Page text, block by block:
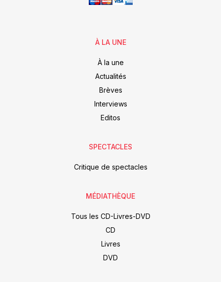
À LA UNE
À la une
Actualités
Brèves
Interviews
Editos
SPECTACLES
Critique de spectacles
MÉDIATHÈQUE
Tous les CD-Livres-DVD
CD
Livres
DVD